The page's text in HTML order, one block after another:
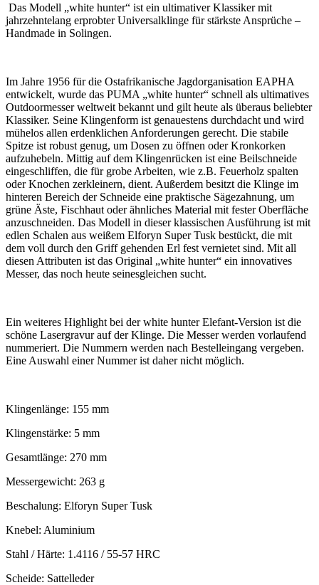
Das Modell „white hunter“ ist ein ultimativer Klassiker mit
jahrzehntelang erprobter Universalklinge für stärkste Ansprüche –
Handmade in Solingen.
Im Jahre 1956 für die Ostafrikanische Jagdorganisation EAPHA
entwickelt, wurde das PUMA „white hunter“ schnell als ultimatives
Outdoormesser weltweit bekannt und gilt heute als überaus beliebter
Klassiker. Seine Klingenform ist genauestens durchdacht und wird
mühelos allen erdenklichen Anforderungen gerecht. Die stabile
Spitze ist robust genug, um Dosen zu öffnen oder Kronkorken
aufzuhebeln. Mittig auf dem Klingenrücken ist eine Beilschneide
eingeschliffen, die für grobe Arbeiten, wie z.B. Feuerholz spalten
oder Knochen zerkleinern, dient. Außerdem besitzt die Klinge im
hinteren Bereich der Schneide eine praktische Sägezahnung, um
grüne Äste, Fischhaut oder ähnliches Material mit fester Oberfläche
anzuschneiden. Das Modell in dieser klassischen Ausführung ist mit
edlen Schalen aus weißem Elforyn Super Tusk bestückt, die mit
dem voll durch den Griff gehenden Erl fest vernietet sind. Mit all
diesen Attributen ist das Original „white hunter“ ein innovatives
Messer, das noch heute seinesgleichen sucht.
Ein weiteres Highlight bei der white hunter Elefant-Version ist die
schöne Lasergravur auf der Klinge. Die Messer werden vorlaufend
nummeriert. Die Nummern werden nach Bestelleingang vergeben.
Eine Auswahl einer Nummer ist daher nicht möglich.
Klingenlänge: 155 mm
Klingenstärke: 5 mm
Gesamtlänge: 270 mm
Messergewicht: 263 g
Beschalung: Elforyn Super Tusk
Knebel: Aluminium
Stahl / Härte: 1.4116 / 55-57 HRC
Scheide: Sattelleder